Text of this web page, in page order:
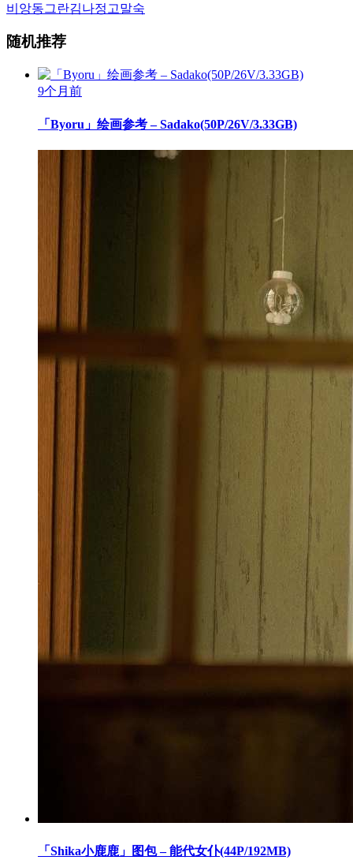
비앙동그란김나정 고말숙
随机推荐
9个月前
「Byoru」绘画参考 – Sadako(50P/26V/3.33GB)
「Shika小鹿鹿」图包 – 能代女仆(44P/192MB)